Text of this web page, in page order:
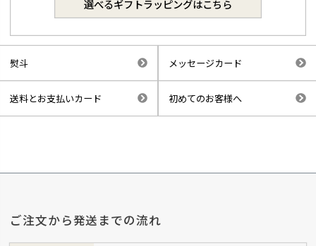
選べるギフトラッピングはこちら
熨斗 メッセージカード
送料とお支払いカード 初めてのお客様へ
ご注文から発送までの流れ